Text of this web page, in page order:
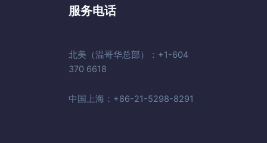
服务电话
北美（温哥华总部）：+1-604
370 6618
中国上海：+86-21-5298-8291